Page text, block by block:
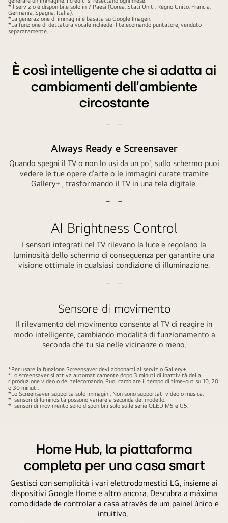
*Il servizio è disponibile solo in 7 Paesi (Corea, Stati Uniti, Regno Unito, Francia,
Germania, Spagna, Italia).
*La generazione di immagini è basata su Google Imagen.
*La funzione di dettatura vocale richiede il telecomando puntatore, venduto
separatamente.
È così intelligente che si adatta ai
cambiamenti dell’ambiente
circostante
Always Ready e Screensaver
Quando spegni il TV o non lo usi da un po', sullo schermo puoi
vedere le tue opere d’arte o le immagini curate tramite
Gallery+ , trasformando il TV in una tela digitale.
video
il
video
in
pausa.
AI Brightness Control
I sensori integrati nel TV rilevano la luce e regolano la
luminosità dello schermo di conseguenza per garantire una
visione ottimale in qualsiasi condizione di illuminazione.
videovideo
in
pausa.
Sensore di movimento
Il rilevamento del movimento consente al TV di reagire in
modo intelligente, cambiando modalità di funzionamento a
seconda che tu sia nelle vicinanze o meno.
videovideo
in
pausa.
*Per usare la funzione Screensaver devi abbonarti al servizio Gallery+.
*Lo screensaver si attiva automaticamente dopo 3 minuti di inattività della
riproduzione video o del telecomando. Puoi cambiare il tempo di time-out su 10, 20
o 30 minuti.
*Lo Screensaver supporta solo immagini. Non sono supportati video o musica.
*I sensori di luminosità possono variare a seconda del modello.
*I sensori di movimento sono disponibili solo sulle serie OLED M5 e G5.
Home Hub, la piattaforma
completa per una casa smart
Gestisci con semplicità i vari elettrodomestici LG, insieme ai
dispositivi Google Home e altro ancora. Descubra a máxima
comodidade de controlar a casa através de um painel único e
intuitivo.